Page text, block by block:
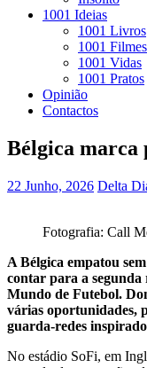
1001 Ideias
1001 Livros
1001 Filmes
1001 Vidas
1001 Pratos
Opinião
Contactos
Bélgica marca
22 Junho, 2026 Delta
Fotografia: Call
A Bélgica empatou
contar para a
Mundo de Futebol.
várias oportunidades,
guarda-redes
No estádio SoFi, em